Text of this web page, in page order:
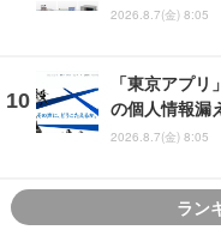
2026.8.7(金) 8:05
「東京アプ
の個人情報漏
2026.8.7(金) 8:05
ラン